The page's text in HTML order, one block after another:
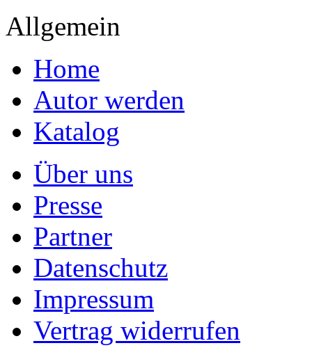
Allgemein
Home
Autor werden
Katalog
Über uns
Presse
Partner
Datenschutz
Impressum
Vertrag widerrufen